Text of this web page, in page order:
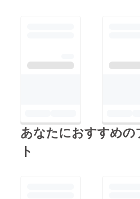
あなたにおすすめの
ト